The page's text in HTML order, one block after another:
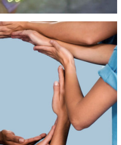
l’Inclusion Économique”